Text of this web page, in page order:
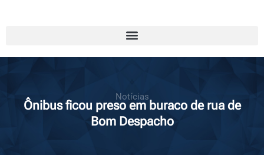
Notícias
Ônibus ficou preso em buraco de rua de
Bom Despacho